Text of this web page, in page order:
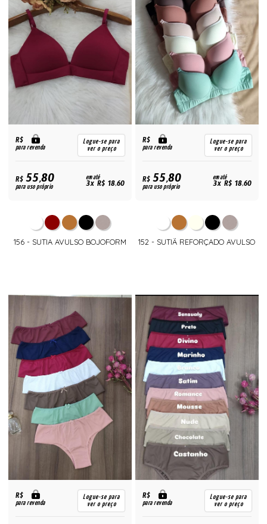
R$
para revenda
Logue-se para
ver o preço
R$55,80
para uso próprio
em até
3x R$ 18,60
156 - SUTIA AVULSO BOJOFORM
R$
para revenda
Logue-se para
ver o preço
R$55,80
para uso próprio
em até
3x R$ 18,60
152 - SUTIÃ REFORÇADO AVULSO
R$
para revenda
Logue-se para
ver o preço
R$
para revenda
Logue-se para
ver o preço